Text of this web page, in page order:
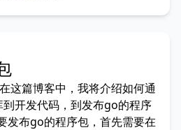
这篇博客中，我将介绍如何通
开发代码，到发布go的程序
发布go的程序包，首先需要在